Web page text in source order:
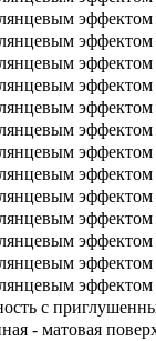
эффектом
эффектом
эффектом
эффектом
эффектом
эффектом
эффектом
эффектом
эффектом
эффектом
эффектом
эффектом
эффектом
с
- матовая